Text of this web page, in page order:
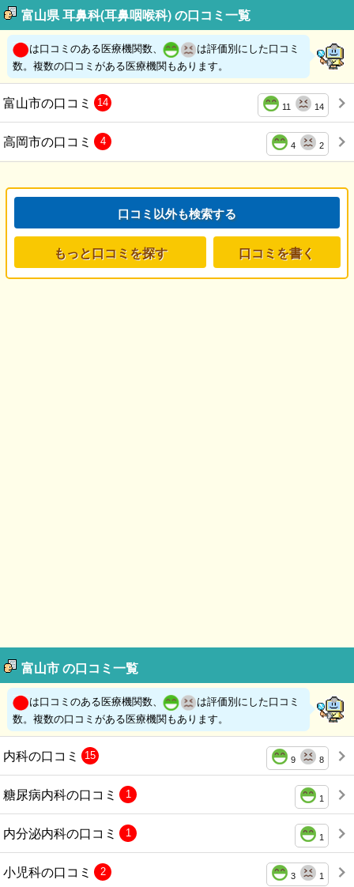
富山県 耳鼻科(耳鼻咽喉科) の口コミ一覧
は口コミのある医療機関数、
は評価別にした口コミ
数。複数の口コミがある医療機関もあります。
富山市の口コミ 11 14
14
高岡市の口コミ 4 2
4
口コミ以外も検索する
もっと口コミを探す 口コミを書く
富山市 の口コミ一覧
は口コミのある医療機関数、
は評価別にした口コミ
数。複数の口コミがある医療機関もあります。
内科の口コミ 9 8
15
糖尿病内科の口コミ 1
1
内分泌内科の口コミ 1
1
小児科の口コミ 3 1
2